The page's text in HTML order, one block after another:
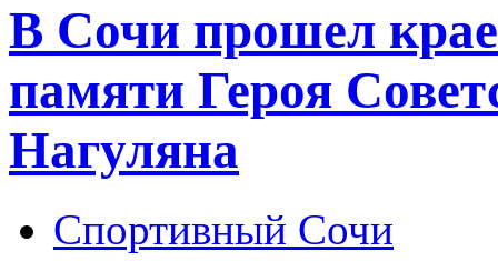
В Сочи прошел
памяти Героя
Нагуляна
Спортивный Сочи